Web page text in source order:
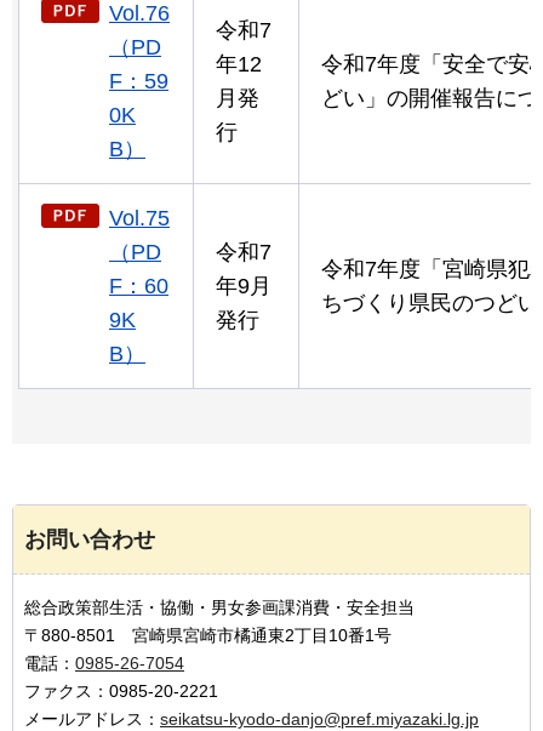
Vol.76
（PD
F：59
0K
B）
令和7
年12
月発
行
令和7年度「安全で安
どい」の開催報告に
Vol.75
（PD
F：60
9K
B）
令和7
年9月
発行
令和7年度「宮崎県犯
ちづくり県民のつど
お問い合わせ
総合政策部生活・協働・男女参画課消費・安全担当
〒880-8501 宮崎県宮崎市橘通東2丁目10番1号
電話： 0985-26-7054
ファクス：0985-20-2221
メールアドレス： seikatsu-kyodo-danjo@pref.miyazaki.lg.jp